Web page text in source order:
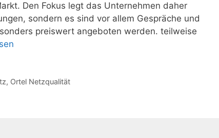
Den Fokus legt das Unternehmen daher
sondern es sind vor allem Gespräche und
preiswert angeboten werden. teilweise
, Ortel Netzqualität